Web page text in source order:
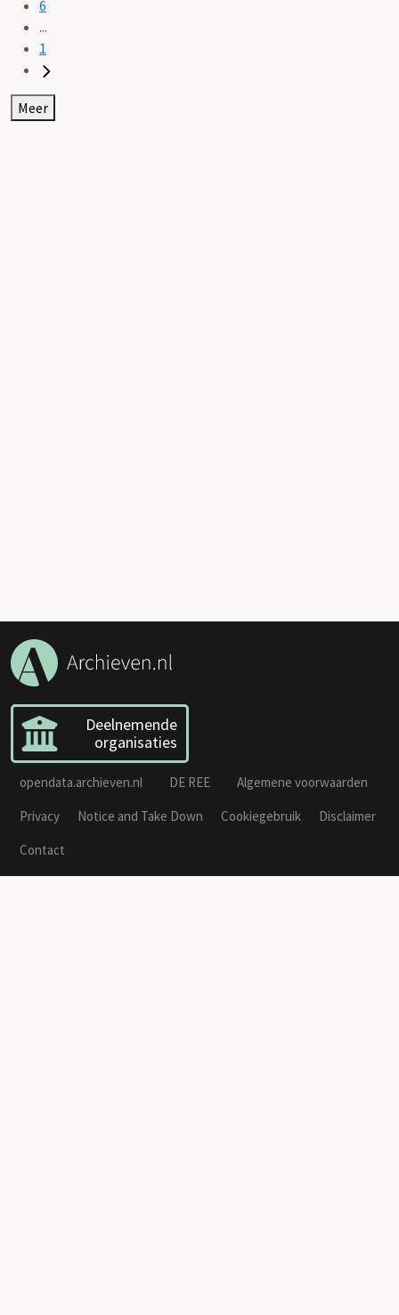
6
...
1
Meer
Deelnemende
organisaties
opendata.archieven.nl DE REE
Algemene voorwaarden
Privacy
Notice and Take Down Cookiegebruik
Disclaimer
Contact